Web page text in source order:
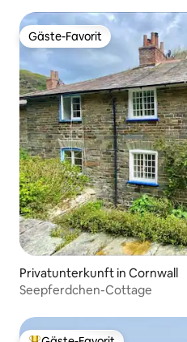
Gäste-Favorit
Gäste-Favorit
Privatunterkunft in Cornwall
Seepferdchen-Cottage